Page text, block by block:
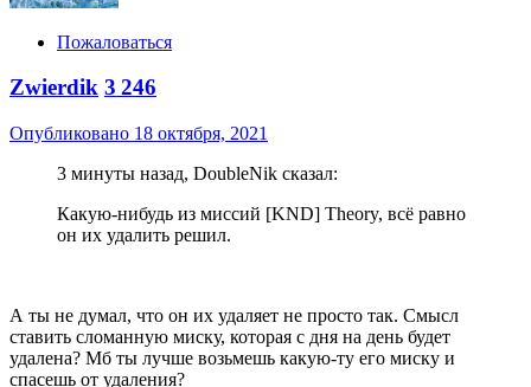
Пожаловаться
Zwierdik 3 246
Опубликовано 18 октября, 2021
3 минуты назад, DoubleNik сказал:
Какую-нибудь из миссий [KND] Theory, всё равно
он их удалить решил.
А ты не думал, что он их удаляет не просто так. Смысл
ставить сломанную миску, которая с дня на день будет
удалена? Мб ты лучше возьмешь какую-ту его миску и
спасешь от удаления?